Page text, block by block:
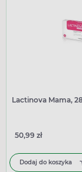
Lactinova Mama,
50,99 zł
Dodaj do koszyka